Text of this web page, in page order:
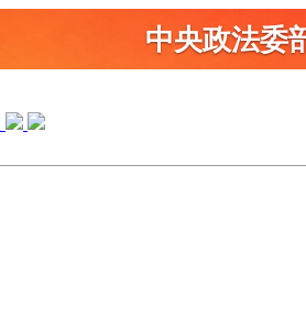
中央政法委